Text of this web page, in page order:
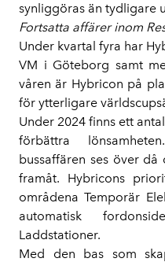
synliggöras än tydligare
Fortsatta affärer inom
Under kvartal fyra har
VM i Göteborg samt
våren är Hybricon på
för ytterligare
Under 2024 finns ett
förbättra
bussaffären ses över
framåt. Hybricons
områdena Temporär
automatisk
Laddstationer.
Med den bas som